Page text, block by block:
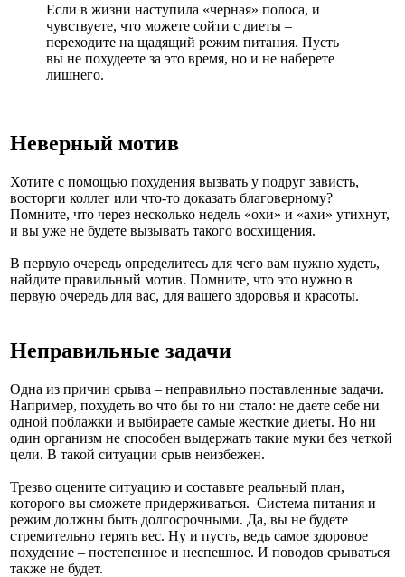
Если в жизни наступила «черная» полоса, и
чувствуете, что можете сойти с диеты –
переходите на щадящий режим питания. Пусть
вы не похудеете за это время, но и не наберете
лишнего.
Неверный мотив
Хотите с помощью похудения вызвать у подруг зависть,
восторги коллег или что-то доказать благоверному?
Помните, что через несколько недель «охи» и «ахи» утихнут,
и вы уже не будете вызывать такого восхищения.
В первую очередь определитесь для чего вам нужно худеть,
найдите правильный мотив. Помните, что это нужно в
первую очередь для вас, для вашего здоровья и красоты.
Неправильные задачи
Одна из причин срыва – неправильно поставленные задачи.
Например, похудеть во что бы то ни стало: не даете себе ни
одной поблажки и выбираете самые жесткие диеты. Но ни
один организм не способен выдержать такие муки без четкой
цели. В такой ситуации срыв неизбежен.
Трезво оцените ситуацию и составьте реальный план,
которого вы сможете придерживаться. Система питания и
режим должны быть долгосрочными. Да, вы не будете
стремительно терять вес. Ну и пусть, ведь самое здоровое
похудение – постепенное и неспешное. И поводов срываться
также не будет.